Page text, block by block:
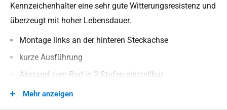
Kennzeichenhalter eine sehr gute Witterungsresistenz und
überzeugt mit hoher Lebensdauer.
Montage links an der hinteren Steckachse
kurze Ausführung
Abstand zum Rad in 2 Stufen einstellbar
besteht aus robustem, stabilem Material (Stahl)
Mehr anzeigen